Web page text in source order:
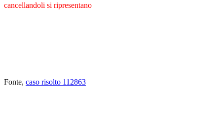
cancellandoli si ripresentano
Fonte, caso risolto 112863